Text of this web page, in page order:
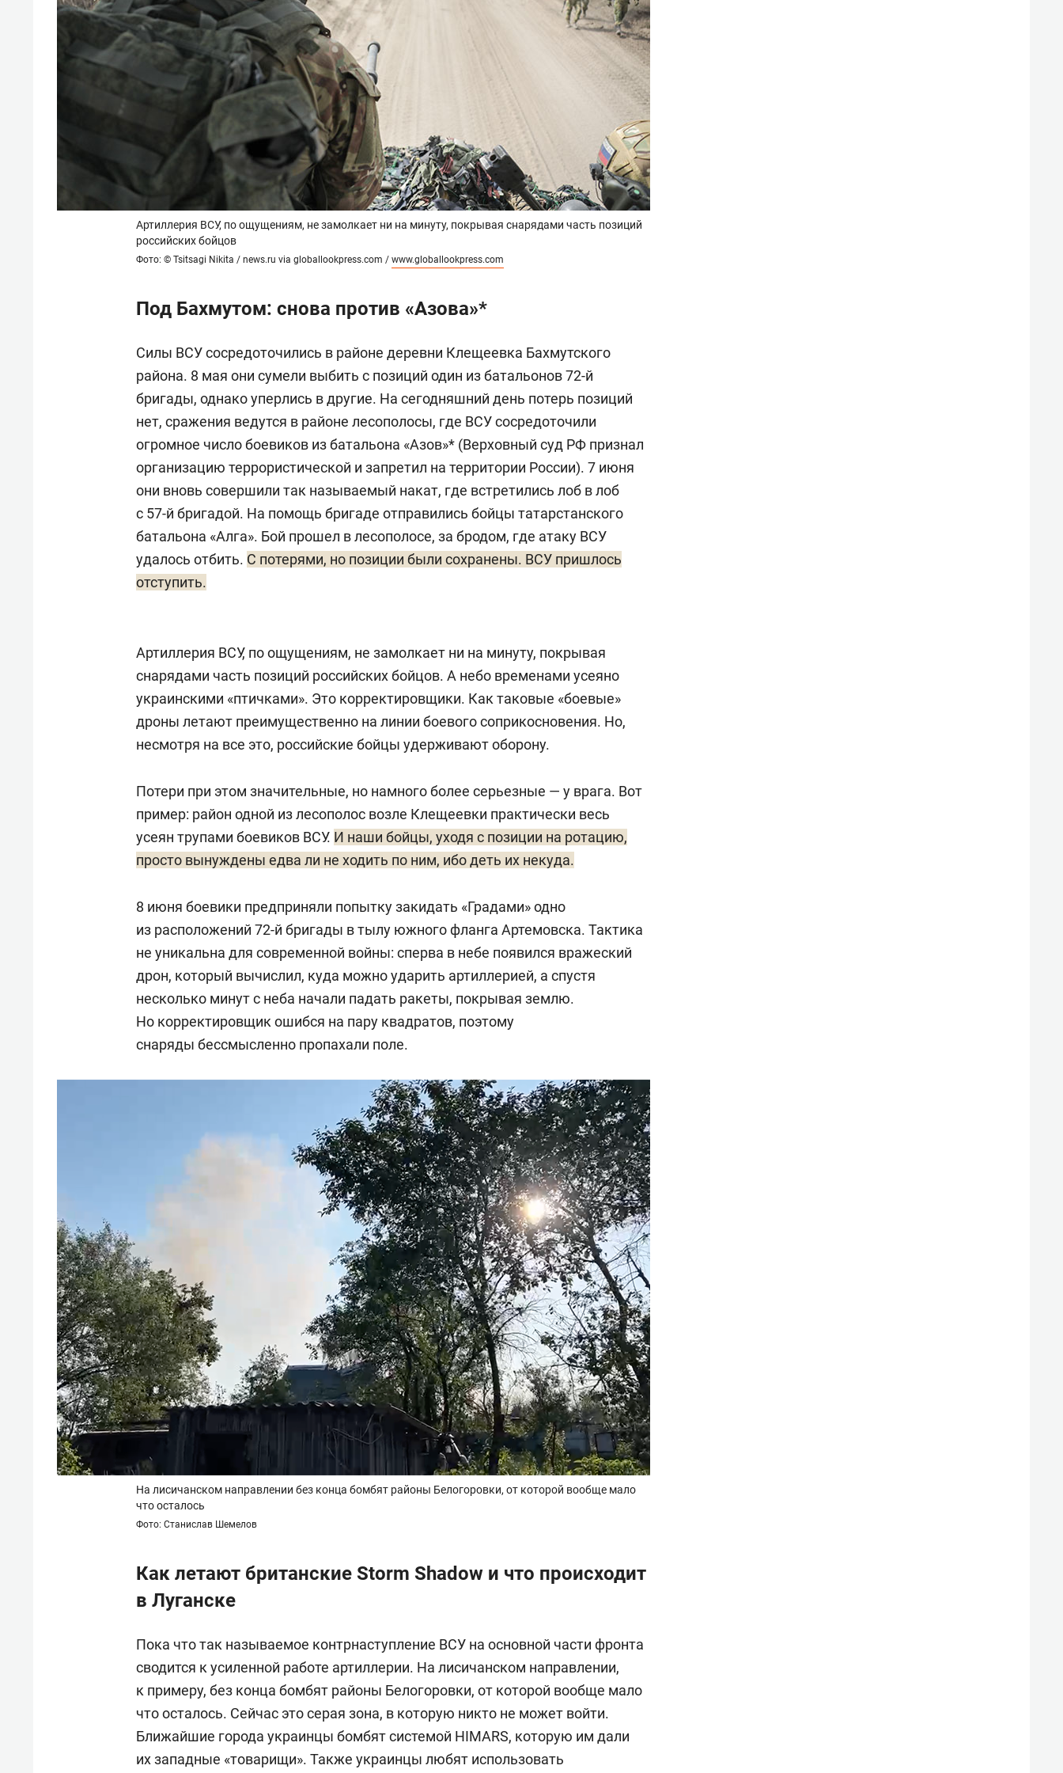
Артиллерия ВСУ, по ощущениям, не замолкает ни на минуту, покрывая снарядами часть позиций
российских бойцов
Фото: © Tsitsagi Nikita / news.ru via globallookpress.com / www.globallookpress.com
Под Бахмутом: снова против «Азова»*
Силы ВСУ сосредоточились в районе деревни Клещеевка Бахмутского
района. 8 мая они сумели выбить с позиций один из батальонов 72-й
бригады, однако уперлись в другие. На сегодняшний день потерь позиций
нет, сражения ведутся в районе лесополосы, где ВСУ сосредоточили
огромное число боевиков из батальона «Азов»* (Верховный суд РФ признал
организацию террористической и запретил на территории России). 7 июня
они вновь совершили так называемый накат, где встретились лоб в лоб
с 57-й бригадой. На помощь бригаде отправились бойцы татарстанского
батальона «Алга». Бой прошел в лесополосе, за бродом, где атаку ВСУ
удалось отбить. С потерями, но позиции были сохранены. ВСУ пришлось
отступить.
Артиллерия ВСУ, по ощущениям, не замолкает ни на минуту, покрывая
снарядами часть позиций российских бойцов. А небо временами усеяно
украинскими «птичками». Это корректировщики. Как таковые «боевые»
дроны летают преимущественно на линии боевого соприкосновения. Но,
несмотря на все это, российские бойцы удерживают оборону.
Потери при этом значительные, но намного более серьезные — у врага. Вот
пример: район одной из лесополос возле Клещеевки практически весь
усеян трупами боевиков ВСУ. И наши бойцы, уходя с позиции на ротацию,
просто вынуждены едва ли не ходить по ним, ибо деть их некуда.
8 июня боевики предприняли попытку закидать «Градами» одно
из расположений 72-й бригады в тылу южного фланга Артемовска. Тактика
не уникальна для современной войны: сперва в небе появился вражеский
дрон, который вычислил, куда можно ударить артиллерией, а спустя
несколько минут с неба начали падать ракеты, покрывая землю.
Но корректировщик ошибся на пару квадратов, поэтому
снаряды бессмысленно пропахали поле.
На лисичанском направлении без конца бомбят районы Белогоровки, от которой вообще мало
что осталось
Фото: Станислав Шемелов
Как летают британские Storm Shadow и что происходит
в Луганске
Пока что так называемое контрнаступление ВСУ на основной части фронта
сводится к усиленной работе артиллерии. На лисичанском направлении,
к примеру, без конца бомбят районы Белогоровки, от которой вообще мало
что осталось. Сейчас это серая зона, в которую никто не может войти.
Ближайшие города украинцы бомбят системой HIMARS, которую им дали
их западные «товарищи». Также украинцы любят использовать